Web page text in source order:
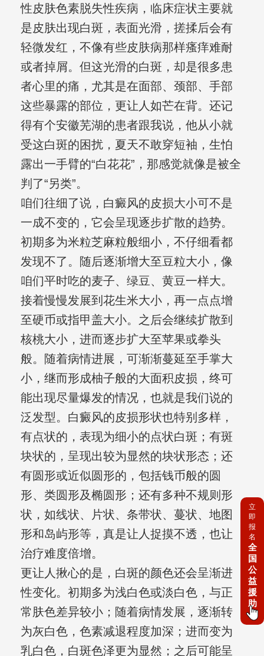
性皮肤色素脱失性疾病，临床症状主要就
是皮肤出现白斑，表面光滑，搓揉后会有
轻微发红，不像有些皮肤病那样瘙痒难耐
或者掉屑。但这光滑的白斑，却是很多患
者心里的痛，尤其是在面部、颈部、手部
这些暴露的部位，更让人如芒在背。还记
得有个安徽芜湖的患者跟我说，他从小就
受这白斑的困扰，夏天不敢穿短袖，生怕
露出一手臂的“白花花”，那感觉就像是被全
判了“另类”。
咱们往细了说，白癜风的皮损大小可不是
一成不变的，它会呈现逐步扩散的趋势。
初期多为米粒芝麻粒般细小，不仔细看都
发现不了。随后逐渐增大至豆粒大小，像
咱们平时吃的麦子、绿豆、黄豆一样大。
接着慢慢发展到花生米大小，再一点点增
至硬币或指甲盖大小。之后会继续扩散到
核桃大小，进而逐步扩大至苹果或拳头
般。随着病情进展，可渐渐蔓延至手掌大
小，继而形成柚子般的大面积皮损，终可
能出现尽量爆发的情况，也就是我们说的
泛发型。白癜风的皮损形状也特别多样，
有点状的，表现为细小的点状白斑；有斑
块状的，呈现出较为显然的块状形态；还
有圆形或近似圆形的，包括钱币般的圆
形、类圆形及椭圆形；还有多种不规则形
状，如线状、片状、条带状、蔓状、地图
形和岛屿形等，真是让人捉摸不透，也让
治疗难度倍增。
更让人揪心的是，白斑的颜色还会呈渐进
性变化。初期多为浅白色或淡白色，与正
常肤色差异较小；随着病情发展，逐渐转
为灰白色，色素减退程度加深；进而变为
乳白色，白斑色泽更为显然；之后可能呈
立
即
报
名
全
国
公
益
援
助